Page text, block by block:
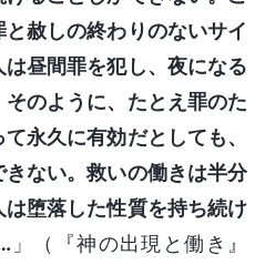
赦しの終わりのないサイ
昼間罪を犯し、夜になる
のように、たとえ罪のた
永久に有効だとしても、
ない。救いの働きは半分
堕落した性質を持ち続け
」（『神の出現と働き』